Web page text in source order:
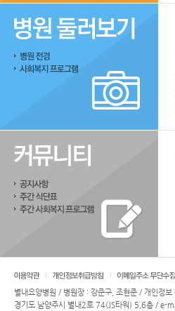
별내요양병원 / 병원장 : 강준구, 조현준 / 개인정
경기도 남양주시 별내2로 74(JS타워) 5,6층 /